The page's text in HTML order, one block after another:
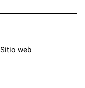
Sitio web